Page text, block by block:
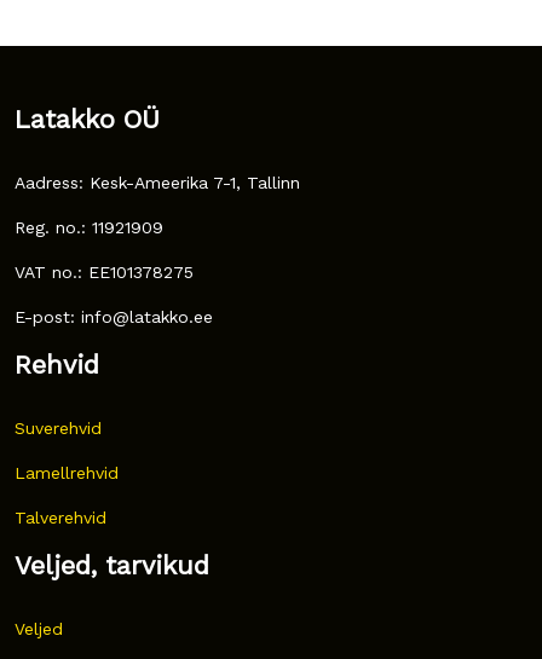
Latakko OÜ
Aadress: Kesk-Ameerika 7-1, Tallinn
Reg. no.: 11921909
VAT no.: EE101378275
E-post: info@latakko.ee
Rehvid
Suverehvid
Lamellrehvid
Talverehvid
Veljed, tarvikud
Veljed